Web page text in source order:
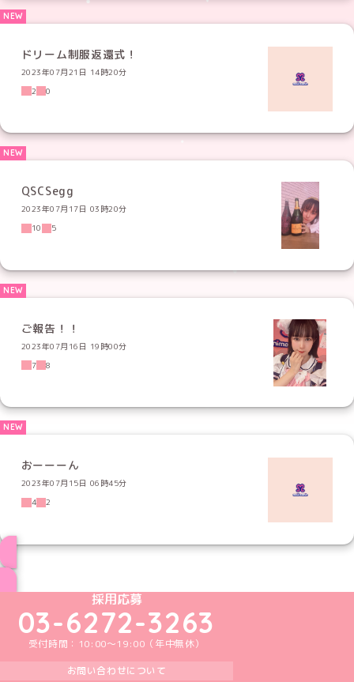
ドリーム制服返還式！
2023年07月21日 14時20分
2
0
QSCSegg
2023年07月17日 03時20分
10
5
ご報告！！
2023年07月16日 19時00分
7
8
おーーーん
2023年07月15日 06時45分
4
2
めいどりーみんTikTok公式アカウント
めいどりーみんX公式アカウント
めいどりーみんInstagram公式アカウント
めいどりーみんFacebook公式アカウン
めいどりーみんYouTube公式アカ
採用応募
03-6272-3263
受付時間：10:00～19:00（年中無休）
お問い合わせについて